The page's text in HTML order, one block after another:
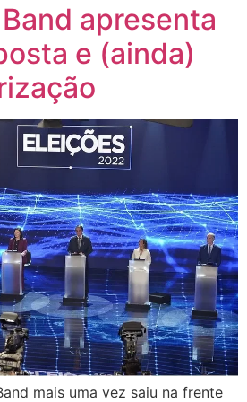
apresenta
e (ainda)
mais uma vez saiu na frente